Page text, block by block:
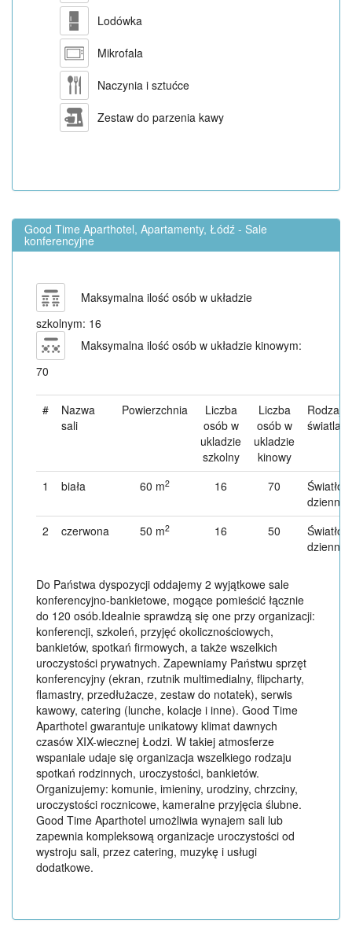
Lodówka
Mikrofala
Naczynia i sztućce
Zestaw do parzenia kawy
Good Time Aparthotel, Apartamenty, Łódź - Sale
konferencyjne
Maksymalna ilość osób w układzie
szkolnym: 16
Maksymalna ilość osób w układzie kinowym:
70
#
Nazwa
sali
Powierzchnia
Liczba
osób w
ukladzie
szkolny
Liczba
osób w
ukladzie
kinowy
Rodzaj
światla
1 biała 60 m2 16 70
Światło
dzienne
2
czerwona 50 m2 16 50
Światło
dzienne
Do Państwa dyspozycji oddajemy 2 wyjątkowe sale
konferencyjno-bankietowe, mogące pomieścić łącznie
do 120 osób.Idealnie sprawdzą się one przy organizacji:
konferencji, szkoleń, przyjęć okolicznościowych,
bankietów, spotkań firmowych, a także wszelkich
uroczystości prywatnych. Zapewniamy Państwu sprzęt
konferencyjny (ekran, rzutnik multimedialny, flipcharty,
flamastry, przedłużacze, zestaw do notatek), serwis
kawowy, catering (lunche, kolacje i inne). Good Time
Aparthotel gwarantuje unikatowy klimat dawnych
czasów XIX-wiecznej Łodzi. W takiej atmosferze
wspaniale udaje się organizacja wszelkiego rodzaju
spotkań rodzinnych, uroczystości, bankietów.
Organizujemy: komunie, imieniny, urodziny, chrzciny,
uroczystości rocznicowe, kameralne przyjęcia ślubne.
Good Time Aparthotel umożliwia wynajem sali lub
zapewnia kompleksową organizacje uroczystości od
wystroju sali, przez catering, muzykę i usługi
dodatkowe.